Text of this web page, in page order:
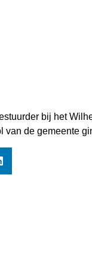
bij het
van de gemeente